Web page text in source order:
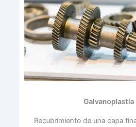
Galvanoplastia
Recubrimiento de una capa